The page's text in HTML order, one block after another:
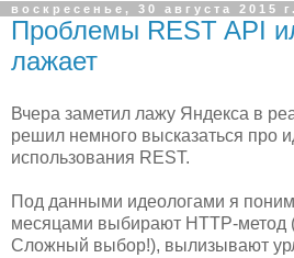
воскресенье, 30 августа 2015 г.
Проблемы REST API
лажает
Вчера заметил лажу Яндекса в
решил немного высказаться про
использования REST.
Под данными идеологами я
месяцами выбирают HTTP-метод
Сложный выбор!), вылизывают